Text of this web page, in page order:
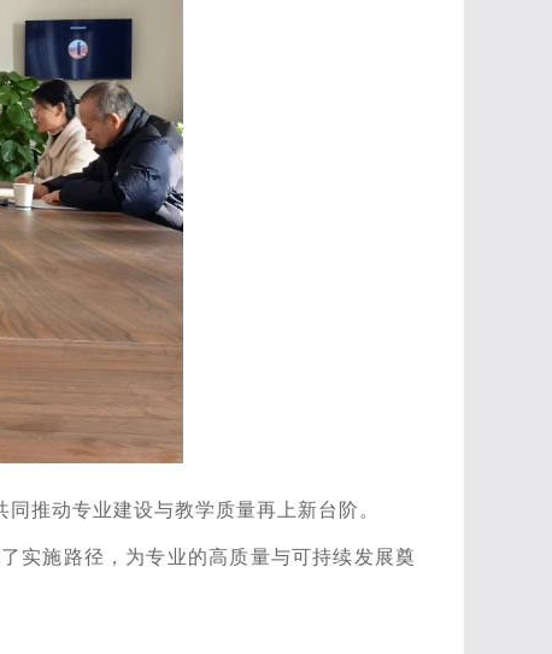
推动专业建设与教学质量再上新台阶。
实施路径，为专业的高质量与可持续发展奠